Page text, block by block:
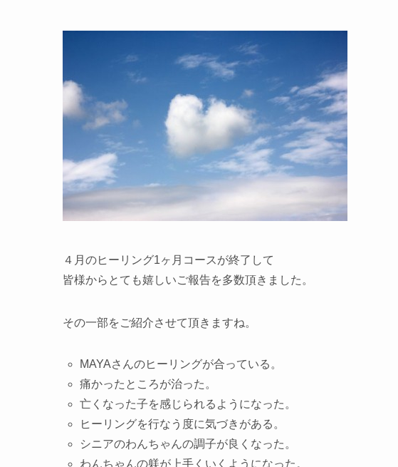
４月のヒーリング1ヶ月コースが終了して
皆様からとても嬉しいご報告を多数頂きました。
その一部をご紹介させて頂きますね。
MAYAさんのヒーリングが合っている。
痛かったところが治った。
亡くなった子を感じられるようになった。
ヒーリングを行なう度に気づきがある。
シニアのわんちゃんの調子が良くなった。
わんちゃんの躾が上手くいくようになった。